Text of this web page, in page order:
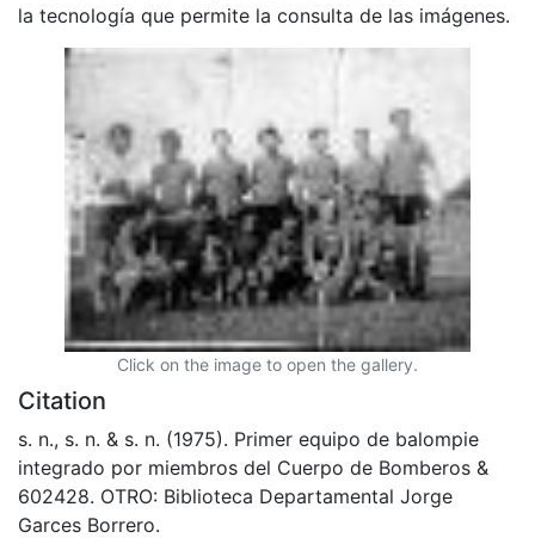
la tecnología que permite la consulta de las imágenes.
Click on the image to open the gallery.
Citation
s. n., s. n. & s. n. (1975). Primer equipo de balompie
integrado por miembros del Cuerpo de Bomberos &
602428. OTRO: Biblioteca Departamental Jorge
Garces Borrero.